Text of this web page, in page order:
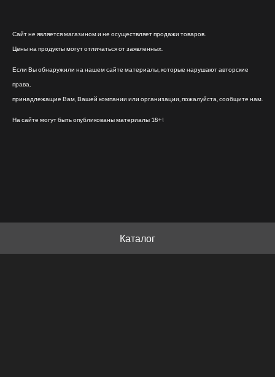
Сайт не является магазином и не осуществляет продажи товаров.
Цены на продукты могут отличаться от заявленных.
Если Вы обнаружили на нашем сайте материалы, которые нарушают авторские
права,
принадлежащие Вам, Вашей компании или организации, пожалуйста, сообщите нам.
На сайте могут быть опубликованы материалы 18+!
Каталог